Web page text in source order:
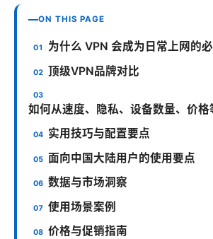
ON THIS PAGE
为什么 VPN 会成为日常上网的
顶级VPN品牌对比
如何从速度、隐私、设备数量、价格
实用技巧与配置要点
面向中国大陆用户的使用要点
数据与市场洞察
使用场景案例
价格与促销指南